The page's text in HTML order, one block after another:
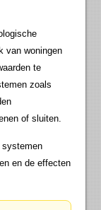
van woningen
te
zoals
of sluiten.
systemen
en de effecten